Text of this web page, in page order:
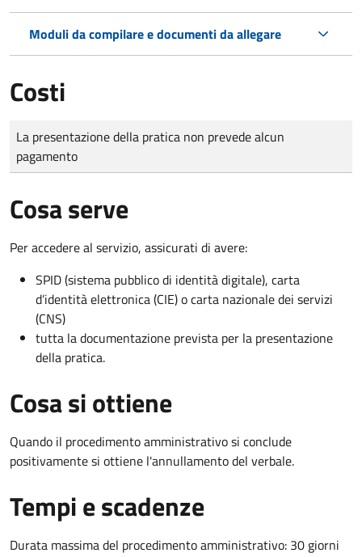
Moduli da compilare e documenti da allegare
Costi
Tipo di pagamento
Importo
La presentazione della pratica non prevede alcun
pagamento
Cosa serve
Per accedere al servizio, assicurati di avere:
SPID (sistema pubblico di identità digitale), carta
d’identità elettronica (CIE) o carta nazionale dei servizi
(CNS)
tutta la documentazione prevista per la presentazione
della pratica.
Cosa si ottiene
Quando il procedimento amministrativo si conclude
positivamente si ottiene l'annullamento del verbale.
Tempi e scadenze
Durata massima del procedimento amministrativo: 30 giorni